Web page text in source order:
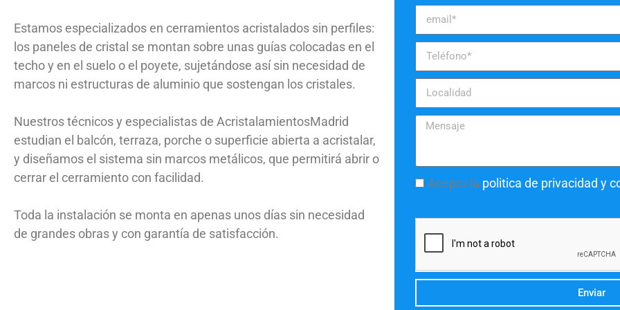
Estamos especializados en cerramientos acristalados sin perfiles:
los paneles de cristal se montan sobre unas guías colocadas en el
techo y en el suelo o el poyete, sujetándose así sin necesidad de
marcos ni estructuras de aluminio que sostengan los cristales.
Nuestros técnicos y especialistas de AcristalamientosMadrid
estudian el balcón, terraza, porche o superficie abierta a acristalar,
y diseñamos el sistema sin marcos metálicos, que permitirá abrir o
cerrar el cerramiento con facilidad.
Toda la instalación se monta en apenas unos días sin necesidad
de grandes obras y con garantía de satisfacción.
Acepto la politica de privacidad y
Enviar